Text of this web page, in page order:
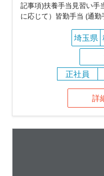
記事項)扶養手当見習い手
に応じて）皆勤手当 (通
埼玉県
正社員
詳